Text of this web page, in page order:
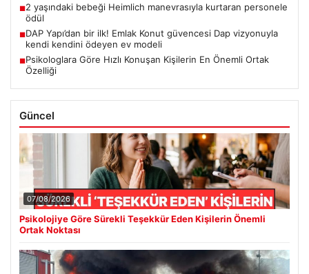
■2 yaşındaki bebeği Heimlich manevrasıyla kurtaran personele
ödül
■DAP Yapı’dan bir ilk! Emlak Konut güvencesi Dap vizyonuyla
kendi kendini ödeyen ev modeli
■Psikologlara Göre Hızlı Konuşan Kişilerin En Önemli Ortak
Özelliği
Güncel
07/08/2026
Psikolojiye Göre Sürekli Teşekkür Eden Kişilerin Önemli
Ortak Noktası